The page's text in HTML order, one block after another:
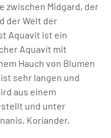
zwischen Midgard, der
der Welt der
Aquavit ist ein
Aquavit mit
Hauch von Blumen
sehr langen und
aus einem
und unter
Koriander,